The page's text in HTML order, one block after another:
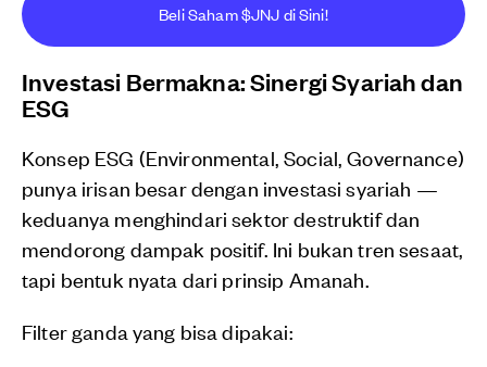
Beli Saham $JNJ di Sini!
Investasi Bermakna: Sinergi Syariah dan
ESG
Konsep ESG (Environmental, Social, Governance)
punya irisan besar dengan investasi syariah —
keduanya menghindari sektor destruktif dan
mendorong dampak positif. Ini bukan tren sesaat,
tapi bentuk nyata dari prinsip Amanah.
Filter ganda yang bisa dipakai: